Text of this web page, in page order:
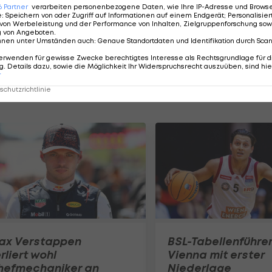
Öttl verbessert sich mit dem Sieg auf Rang 5.
Auf der Strecke erreicht zwar Alonso Lopez als
um einen Platz nach hinten gereiht.
Verstappen
wohl
an
BSL-Tabellenführer
Vienna mit erster
Niederlage
Partner verarbeiten personenbezogene Daten, wie Ihre IP-Adresse und
: Speichern von oder Zugriff auf Informationen auf einem Endgerät;
Werbeleistung und der Performance von Inhalten, Zielgruppenforschung
von Angeboten
unter Umständen auch: Genaue Standortdaten und Identifikation durch
für gewisse Zwecke berechtigtes Interesse als Rechtsgrundlage für
Details dazu, sowie die Möglichkeit Ihr Widerspruchsrecht auszuüben, sind